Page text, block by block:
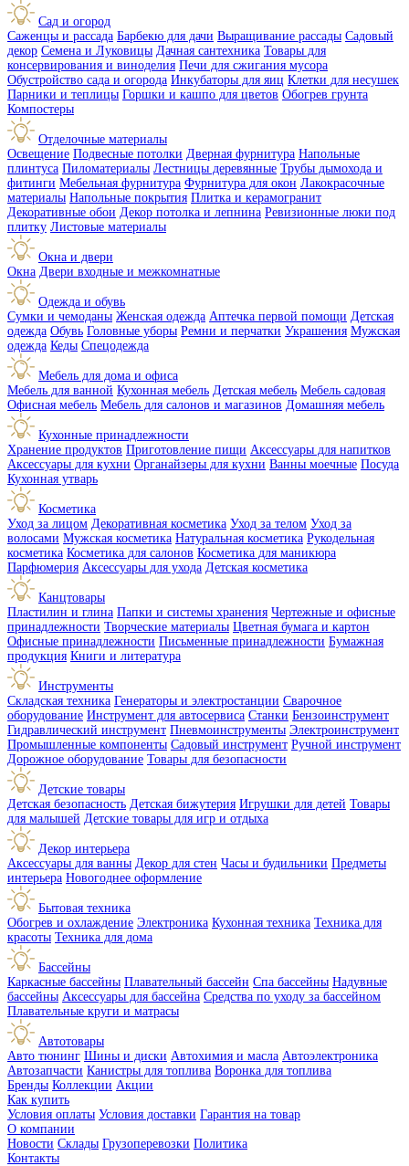
Сад и огород
Саженцы и рассада Барбекю для дачи Выращивание рассады Садовый
декор Семена и Луковицы Дачная сантехника Товары для
консервирования и виноделия Печи для сжигания мусора
Обустройство сада и огорода Инкубаторы для яиц Клетки для несушек
Парники и теплицы Горшки и кашпо для цветов Обогрев грунта
Компостеры
Отделочные материалы
Освещение Подвесные потолки Дверная фурнитура Напольные
плинтуса Пиломатериалы Лестницы деревянные Трубы дымохода и
фитинги Мебельная фурнитура Фурнитура для окон Лакокрасочные
материалы Напольные покрытия Плитка и керамогранит
Декоративные обои Декор потолка и лепнина Ревизионные люки под
плитку Листовые материалы
Окна и двери
Окна Двери входные и межкомнатные
Одежда и обувь
Сумки и чемоданы Женская одежда Аптечка первой помощи Детская
одежда Обувь Головные уборы Ремни и перчатки Украшения Мужская
одежда Кеды Спецодежда
Мебель для дома и офиса
Мебель для ванной Кухонная мебель Детская мебель Мебель садовая
Офисная мебель Мебель для салонов и магазинов Домашняя мебель
Кухонные принадлежности
Хранение продуктов Приготовление пищи Аксессуары для напитков
Аксессуары для кухни Органайзеры для кухни Ванны моечные Посуда
Кухонная утварь
Косметика
Уход за лицом Декоративная косметика Уход за телом Уход за
волосами Мужская косметика Натуральная косметика Рукодельная
косметика Косметика для салонов Косметика для маникюра
Парфюмерия Аксессуары для ухода Детская косметика
Канцтовары
Пластилин и глина Папки и системы хранения Чертежные и офисные
принадлежности Творческие материалы Цветная бумага и картон
Офисные принадлежности Письменные принадлежности Бумажная
продукция Книги и литература
Инструменты
Складская техника Генераторы и электростанции Сварочное
оборудование Инструмент для автосервиса Станки Бензоинструмент
Гидравлический инструмент Пневмоинструменты Электроинструмент
Промышленные компоненты Садовый инструмент Ручной инструмент
Дорожное оборудование Товары для безопасности
Детские товары
Детская безопасность Детская бижутерия Игрушки для детей Товары
для малышей Детские товары для игр и отдыха
Декор интерьера
Аксессуары для ванны Декор для стен Часы и будильники Предметы
интерьера Новогоднее оформление
Бытовая техника
Обогрев и охлаждение Электроника Кухонная техника Техника для
красоты Техника для дома
Бассейны
Каркасные бассейны Плавательный бассейн Спа бассейны Надувные
бассейны Аксессуары для бассейна Средства по уходу за бассейном
Плавательные круги и матрасы
Автотовары
Авто тюнинг Шины и диски Автохимия и масла Автоэлектроника
Автозапчасти Канистры для топлива Воронка для топлива
Бренды Коллекции Акции
Как купить
Условия оплаты Условия доставки Гарантия на товар
О компании
Новости Склады Грузоперевозки Политика
Контакты